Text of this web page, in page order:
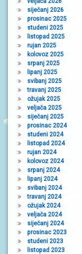
siječanj 2026
prosinac 2025
studeni 2025
listopad 2025
rujan 2025
kolovoz 2025
srpanj 2025
lipanj 2025
svibanj 2025
travanj 2025
ožujak 2025
veljača 2025
siječanj 2025
prosinac 2024
studeni 2024
listopad 2024
rujan 2024
kolovoz 2024
srpanj 2024
lipanj 2024
svibanj 2024
travanj 2024
ožujak 2024
veljača 2024
siječanj 2024
prosinac 2023
studeni 2023
listopad 2023